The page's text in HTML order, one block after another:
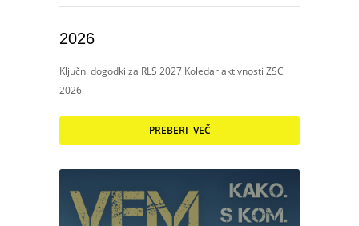
2026
Ključni dogodki za RLS 2027 Koledar aktivnosti ZSC
2026
PREBERI VEČ